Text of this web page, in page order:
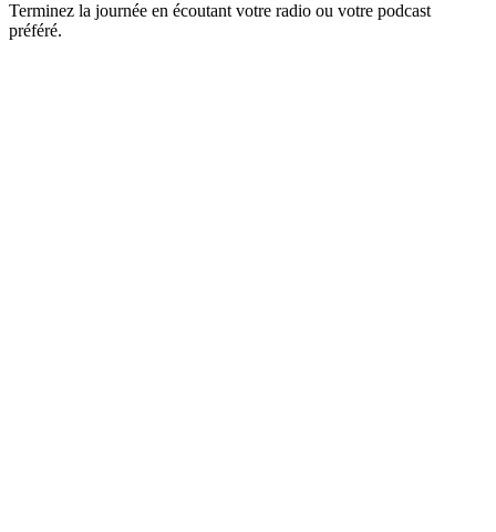
Terminez la journée en écoutant votre radio ou votre podcast
préféré.